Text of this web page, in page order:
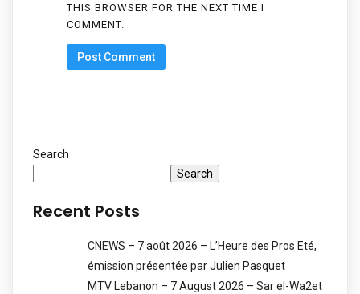
THIS BROWSER FOR THE NEXT TIME I
COMMENT.
Search
Search
Recent Posts
CNEWS – 7 août 2026 – L’Heure des Pros Eté,
émission présentée par Julien Pasquet
MTV Lebanon – 7 August 2026 – Sar el-Wa2et